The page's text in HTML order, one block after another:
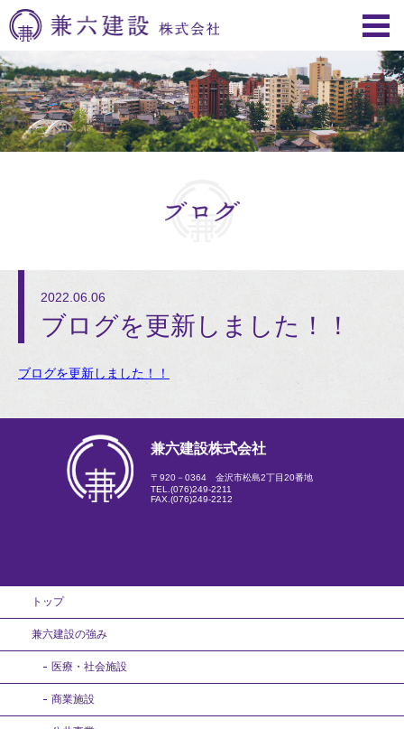
2022.06.06
ブログを更新しました！！
ブログを更新しました！！
兼六建設株式会社
〒920－0364 金沢市松島2丁目20番地
TEL.(076)249-2211
FAX.(076)249-2212
トップ
兼六建設の強み
医療・社会施設
商業施設